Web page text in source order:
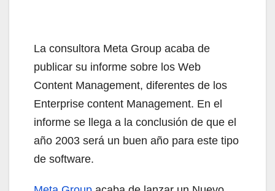
La consultora Meta Group acaba de
publicar su informe sobre los Web
Content Management, diferentes de los
Enterprise content Management. En el
informe se llega a la conclusión de que el
año 2003 será un buen año para este tipo
de software.